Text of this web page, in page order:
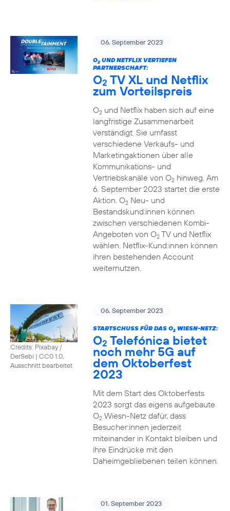
06. September 2023
O2UND NETFLIX VERTIEFEN
PARTNERSCHAFT:
O2 TV XL und Netflix
zum Vorteilspreis
O2und Netflix haben sich auf eine
langfristige Zusammenarbeit
verständigt. Sie umfasst
verschiedene Verkaufs- und
Marketingaktionen über alle
Kommunikations- und
Vertriebskanäle von O2hinweg. Am
6. September 2023 startet die erste
Aktion. O2Neu- und
Bestandskund:innen können
zwischen verschiedenen Kombi-
Angeboten von O2TV und Netflix
wählen. Netflix-Kund:innen können
ihren bestehenden Account
weiternutzen.
Credits: Pixabay /
DerSebi | CC0 1.0,
Ausschnitt bearbeitet
06. September 2023
STARTSCHUSS FÜR DAS O2WIESN-NETZ:
O2 Telefónica bietet
noch mehr 5G auf
dem Oktoberfest
2023
Mit dem Start des Oktoberfests
2023 sorgt das eigens aufgebaute
O2Wiesn-Netz dafür, dass
Besucher:innen jederzeit
miteinander in Kontakt bleiben und
ihre Eindrücke mit den
Daheimgebliebenen teilen können.
01. September 2023